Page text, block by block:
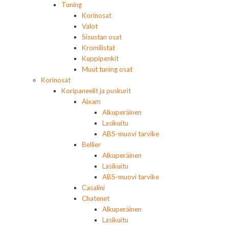
Tuning
Korinosat
Valot
Sisustan osat
Kromilistat
Kuppipenkit
Muut tuning osat
Korinosat
Koripaneelit ja puskurit
Aixam
Alkuperäinen
Lasikuitu
ABS-muovi tarvike
Bellier
Alkuperäinen
Lasikuitu
ABS-muovi tarvike
Casalini
Chatenet
Alkuperäinen
Lasikuitu